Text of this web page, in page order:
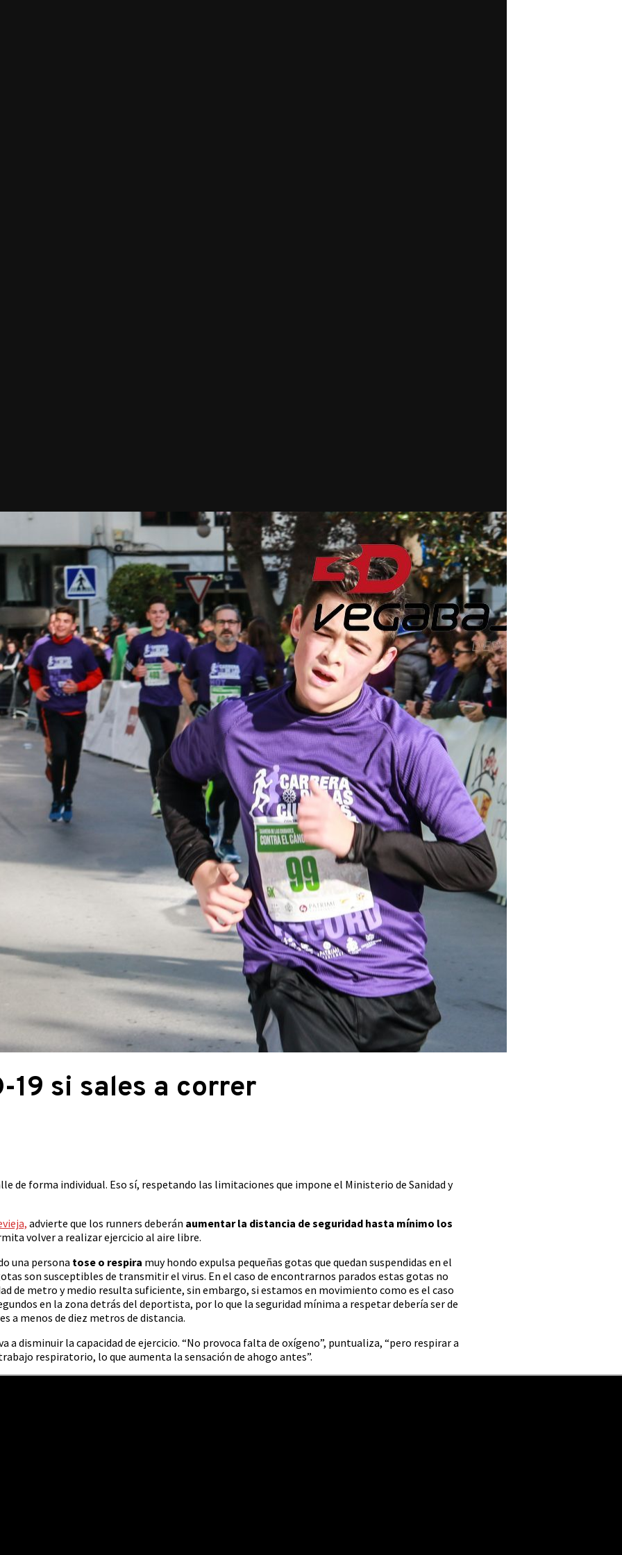
19 si sales a correr
de forma individual. Eso sí, respetando las limitaciones que impone el Ministerio de Sanidad y
advierte que los runners deberán aumentar la distancia de seguridad hasta mínimo los
volver a realizar ejercicio al aire libre.
una persona tose o respira muy hondo expulsa pequeñas gotas que quedan suspendidas en el
son susceptibles de transmitir el virus. En el caso de encontrarnos parados estas gotas no
de metro y medio resulta suficiente, sin embargo, si estamos en movimiento como es el caso
en la zona detrás del deportista, por lo que la seguridad mínima a respetar debería ser de
a menos de diez metros de distancia.
a disminuir la capacidad de ejercicio. “No provoca falta de oxígeno”, puntualiza, “pero respirar a
respiratorio, lo que aumenta la sensación de ahogo antes”.